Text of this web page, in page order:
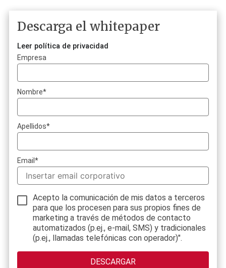
Descarga el whitepaper
Leer política de privacidad
Empresa
Nombre*
Apellidos*
Email*
Acepto la comunicación de mis datos a terceros
para que los procesen para sus propios fines de
marketing a través de métodos de contacto
automatizados (p.ej., e-mail, SMS) y tradicionales
(p.ej., llamadas telefónicas con operador)".